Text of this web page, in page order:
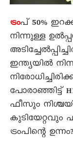
ട്രംപ് 50%
നിന്നുള്ള
ഇന്ത്യയിൽ
പോരാഞ്ഞിട്ട്
ഫീസും
കുടിയേറ്റവും
ട്രംപിന്റെ